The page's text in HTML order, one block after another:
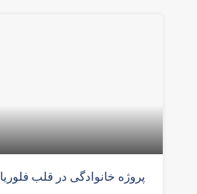
پروژه خانوادگی در قلب فلوریا